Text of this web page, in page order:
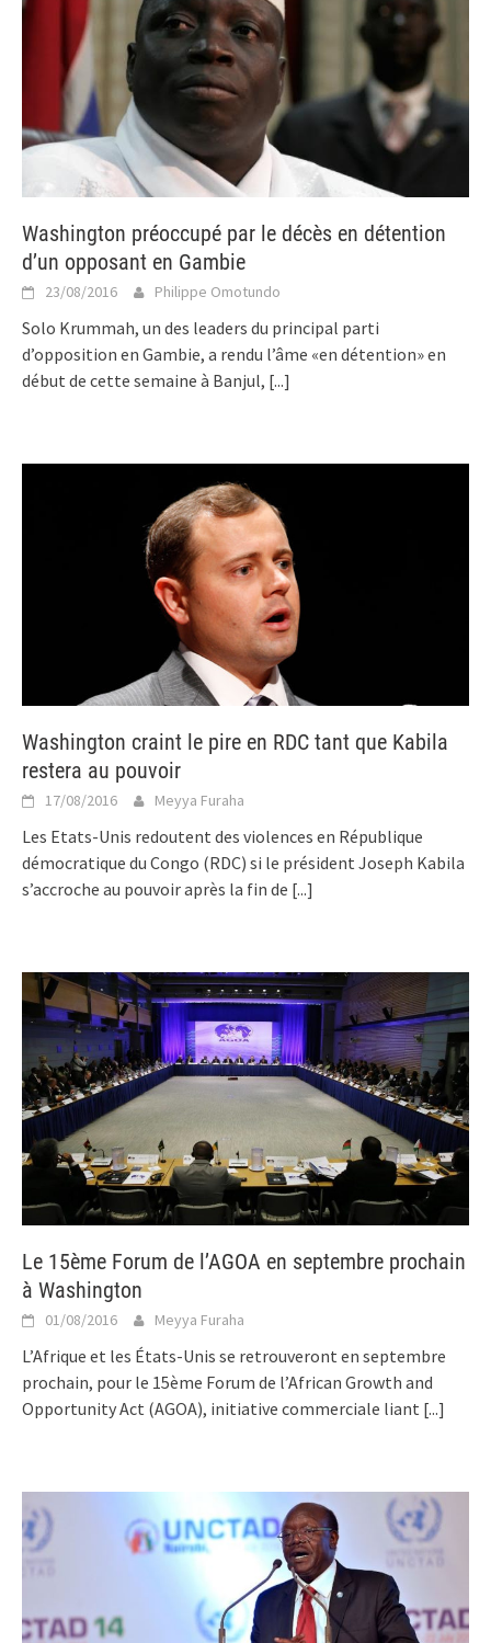
Washington préoccupé par le décès en détention
d’un opposant en Gambie
23/08/2016 Philippe Omotundo
Solo Krummah, un des leaders du principal parti
d’opposition en Gambie, a rendu l’âme «en détention» en
début de cette semaine à Banjul, [...]
Washington craint le pire en RDC tant que Kabila
restera au pouvoir
17/08/2016 Meyya Furaha
Les Etats-Unis redoutent des violences en République
démocratique du Congo (RDC) si le président Joseph Kabila
s’accroche au pouvoir après la fin de [...]
Le 15ème Forum de l’AGOA en septembre prochain
à Washington
01/08/2016 Meyya Furaha
L’Afrique et les États-Unis se retrouveront en septembre
prochain, pour le 15ème Forum de l’African Growth and
Opportunity Act (AGOA), initiative commerciale liant [...]